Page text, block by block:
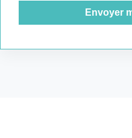
Envoyer